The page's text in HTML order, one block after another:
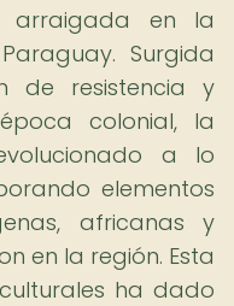
arraigada en la
Surgida
de resistencia y
colonial, la
a lo
elementos
africanas y
en la región. Esta
ha dado